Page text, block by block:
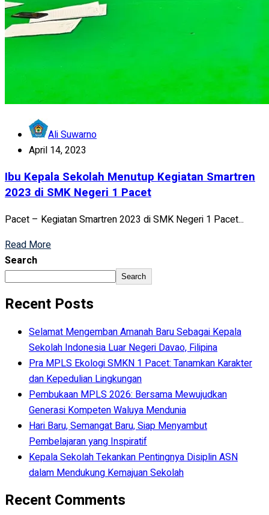
Ali Suwarno
April 14, 2023
Ibu Kepala Sekolah Menutup Kegiatan Smartren
2023 di SMK Negeri 1 Pacet
Pacet – Kegiatan Smartren 2023 di SMK Negeri 1 Pacet...
Read More
Search
Search
Recent Posts
Selamat Mengemban Amanah Baru Sebagai Kepala
Sekolah Indonesia Luar Negeri Davao, Filipina
Pra MPLS Ekologi SMKN 1 Pacet: Tanamkan Karakter
dan Kepedulian Lingkungan
Pembukaan MPLS 2026: Bersama Mewujudkan
Generasi Kompeten Waluya Mendunia
Hari Baru, Semangat Baru, Siap Menyambut
Pembelajaran yang Inspiratif
Kepala Sekolah Tekankan Pentingnya Disiplin ASN
dalam Mendukung Kemajuan Sekolah
Recent Comments